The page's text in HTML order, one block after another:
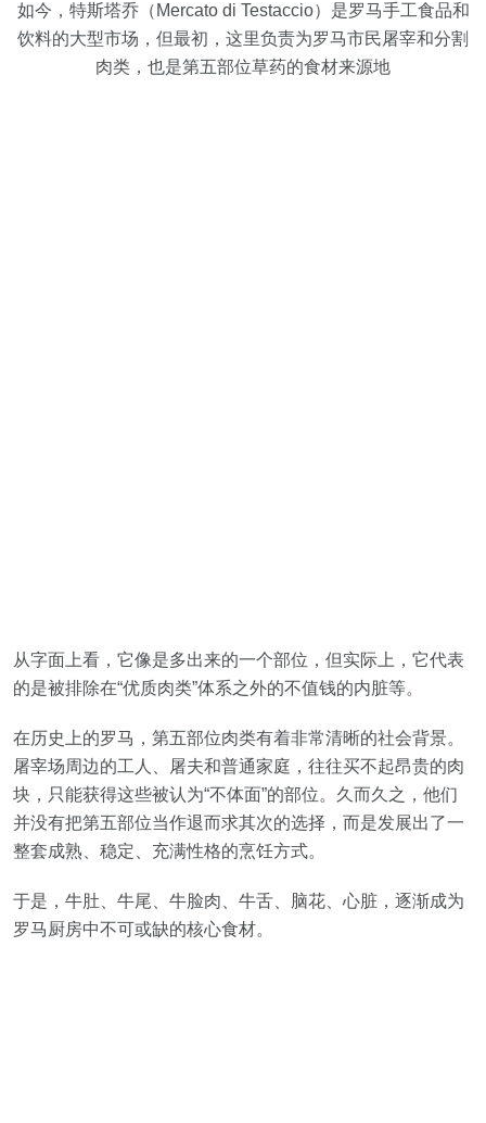
如今，特斯塔乔（Mercato di Testaccio）是罗马手工食品和
饮料的大型市场，但最初，这里负责为罗马市民屠宰和分割
肉类，也是第五部位草药的食材来源地
从字面上看，它像是多出来的一个部位，但实际上，它代表
的是被排除在“优质肉类”体系之外的不值钱的内脏等。
在历史上的罗马，第五部位肉类有着非常清晰的社会背景。
屠宰场周边的工人、屠夫和普通家庭，往往买不起昂贵的肉
块，只能获得这些被认为“不体面”的部位。久而久之，他们
并没有把第五部位当作退而求其次的选择，而是发展出了一
整套成熟、稳定、充满性格的烹饪方式。
于是，牛肚、牛尾、牛脸肉、牛舌、脑花、心脏，逐渐成为
罗马厨房中不可或缺的核心食材。